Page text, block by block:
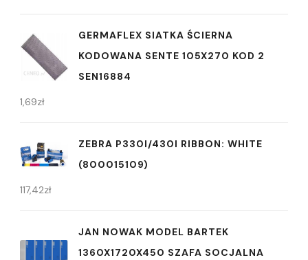
GERMAFLEX SIATKA ŚCIERNA
KODOWANA SENTE 105X270 KOD 2
SEN16884
1,69zł
ZEBRA P330I/430I RIBBON: WHITE
(800015109)
117,42zł
JAN NOWAK MODEL BARTEK
1360X1720X450 SZAFA SOCJALNA